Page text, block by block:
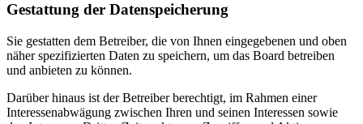
Gestattung der Datenspeicherung
Sie gestatten dem Betreiber, die von Ihnen eingegebenen und oben
näher spezifizierten Daten zu speichern, um das Board betreiben
und anbieten zu können.
Darüber hinaus ist der Betreiber berechtigt, im Rahmen einer
Interessenabwägung zwischen Ihren und seinen Interessen sowie